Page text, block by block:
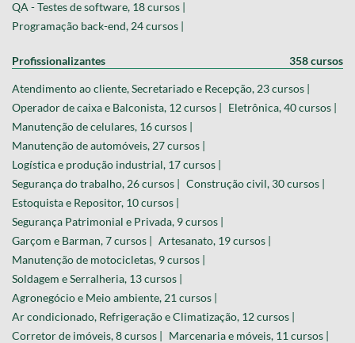
QA - Testes de software, 18 cursos |
Programação back-end, 24 cursos |
Profissionalizantes 358 cursos
Atendimento ao cliente, Secretariado e Recepção, 23 cursos |
Operador de caixa e Balconista, 12 cursos | Eletrônica, 40 cursos |
Manutenção de celulares, 16 cursos |
Manutenção de automóveis, 27 cursos |
Logística e produção industrial, 17 cursos |
Segurança do trabalho, 26 cursos | Construção civil, 30 cursos |
Estoquista e Repositor, 10 cursos |
Segurança Patrimonial e Privada, 9 cursos |
Garçom e Barman, 7 cursos | Artesanato, 19 cursos |
Manutenção de motocicletas, 9 cursos |
Soldagem e Serralheria, 13 cursos |
Agronegócio e Meio ambiente, 21 cursos |
Ar condicionado, Refrigeração e Climatização, 12 cursos |
Corretor de imóveis, 8 cursos | Marcenaria e móveis, 11 cursos |